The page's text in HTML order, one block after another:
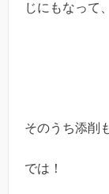
じにもなって
そのうち添削
では！